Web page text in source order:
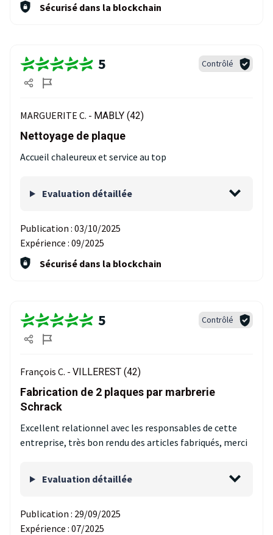
Sécurisé dans la blockchain
5 Contrôlé
MARGUERITE C. - MABLY (42)
Nettoyage de plaque
Accueil chaleureux et service au top
Evaluation détaillée
Publication : 03/10/2025
Expérience : 09/2025
Sécurisé dans la blockchain
5 Contrôlé
François C. - VILLEREST (42)
Fabrication de 2 plaques par marbrerie
Schrack
Excellent relationnel avec les responsables de cette
entreprise, très bon rendu des articles fabriqués, merci
Evaluation détaillée
Publication : 29/09/2025
Expérience : 07/2025